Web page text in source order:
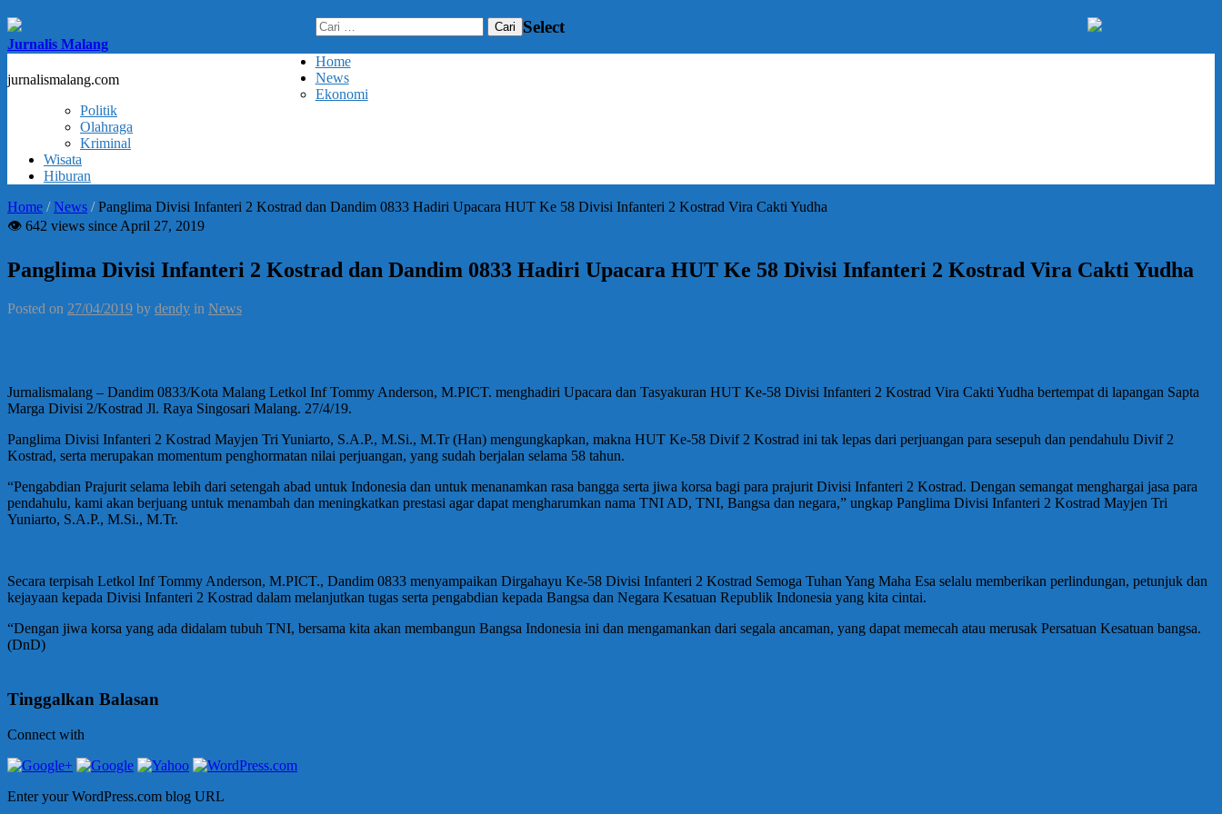
Jurnalis Malang
jurnalismalang.com
Cari
untuk:
Select
Home
News
Ekonomi
Politik
Olahraga
Kriminal
Wisata
Hiburan
Home /News /Panglima Divisi Infanteri 2 Kostrad dan Dandim 0833 Hadiri Upacara HUT Ke 58 Divisi Infanteri 2 Kostrad Vira Cakti Yudha
👁 642 views since April 27, 2019
Panglima Divisi Infanteri 2 Kostrad dan Dandim 0833 Hadiri Upacara HUT Ke 58 Divisi Infanteri 2 Kostrad Vira Cakti Yudha
Posted on 27/04/2019 by dendy in News
Jurnalismalang – Dandim 0833/Kota Malang Letkol Inf Tommy Anderson, M.PICT. menghadiri Upacara dan Tasyakuran HUT Ke-58 Divisi Infanteri 2 Kostrad Vira Cakti Yudha bertempat di lapangan Sapta
Marga Divisi 2/Kostrad Jl. Raya Singosari Malang. 27/4/19.
Panglima Divisi Infanteri 2 Kostrad Mayjen Tri Yuniarto, S.A.P., M.Si., M.Tr (Han) mengungkapkan, makna HUT Ke-58 Divif 2 Kostrad ini tak lepas dari perjuangan para sesepuh dan pendahulu Divif 2
Kostrad, serta merupakan momentum penghormatan nilai perjuangan, yang sudah berjalan selama 58 tahun.
“Pengabdian Prajurit selama lebih dari setengah abad untuk Indonesia dan untuk menanamkan rasa bangga serta jiwa korsa bagi para prajurit Divisi Infanteri 2 Kostrad. Dengan semangat menghargai jasa para
pendahulu, kami akan berjuang untuk menambah dan meningkatkan prestasi agar dapat mengharumkan nama TNI AD, TNI, Bangsa dan negara,” ungkap Panglima Divisi Infanteri 2 Kostrad Mayjen Tri
Yuniarto, S.A.P., M.Si., M.Tr.
Secara terpisah Letkol Inf Tommy Anderson, M.PICT., Dandim 0833 menyampaikan Dirgahayu Ke-58 Divisi Infanteri 2 Kostrad Semoga Tuhan Yang Maha Esa selalu memberikan perlindungan, petunjuk dan
kejayaan kepada Divisi Infanteri 2 Kostrad dalam melanjutkan tugas serta pengabdian kepada Bangsa dan Negara Kesatuan Republik Indonesia yang kita cintai.
“Dengan jiwa korsa yang ada didalam tubuh TNI, bersama kita akan membangun Bangsa Indonesia ini dan mengamankan dari segala ancaman, yang dapat memecah atau merusak Persatuan Kesatuan bangsa.
(DnD)
Tinggalkan Balasan
Connect with
Enter your WordPress.com blog URL